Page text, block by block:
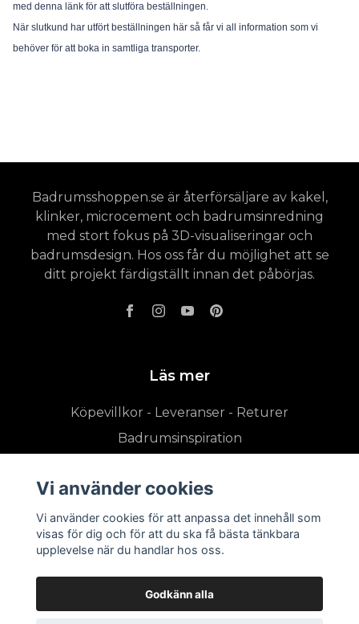
med denna länk för att slutföra beställningen.
När slutkund har utfört beställningen här så får vi all information som vi
behöver för att boka in samtliga transporter.
Badrumsshoppen.se är återförsäljare av kakel,
klinker, microcement och badrumsinredning
med stort fokus på 3D-visualiseringar och
badrumsdesign. Hos oss får du möjlighet att se
ditt projekt färdigställt innan det påbörjas.
Läs mer
Köpevillkor - Leveranser - Returer
Badrumsinspiration
Vi använder cookies
Vi använder cookies för att anpassa det innehåll som
visas för dig och för att du ska få bästa tänkbara
upplevelse när du handlar hos oss.
Godkänn alla